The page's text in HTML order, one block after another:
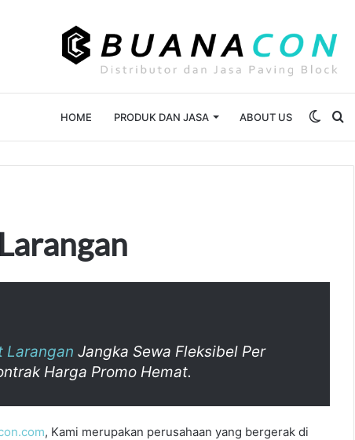
HOME PRODUK DAN JASA ABOUT US
for
Switch
skin
Larangan Jangka Sewa Fleksibel Per
Harga Promo Hemat.
, Kami merupakan perusahaan yang bergerak di